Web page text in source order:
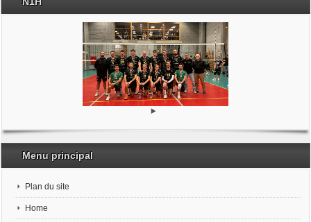
Les stages
Documents
Menu principal
Plan du site
Home